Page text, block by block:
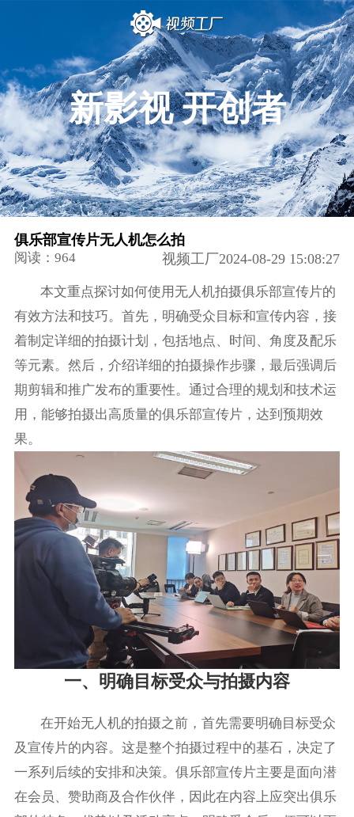
新影视 开创者
俱乐部宣传片无人机怎么拍
阅读：964 视频工厂2024-08-29 15:08:27
本文重点探讨如何使用无人机拍摄俱乐部宣传片的
有效方法和技巧。首先，明确受众目标和宣传内容，接
着制定详细的拍摄计划，包括地点、时间、角度及配乐
等元素。然后，介绍详细的拍摄操作步骤，最后强调后
期剪辑和推广发布的重要性。通过合理的规划和技术运
用，能够拍摄出高质量的俱乐部宣传片，达到预期效
果。
一、明确目标受众与拍摄内容
在开始无人机的拍摄之前，首先需要明确目标受众
及宣传片的内容。这是整个拍摄过程中的基石，决定了
一系列后续的安排和决策。俱乐部宣传片主要是面向潜
在会员、赞助商及合作伙伴，因此在内容上应突出俱乐